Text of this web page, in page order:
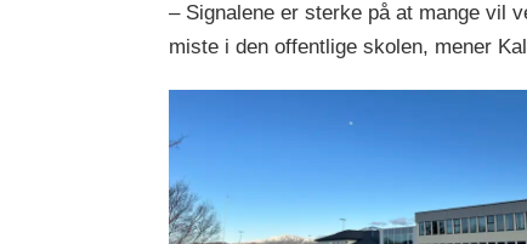
– Signalene er sterke på at mange vil
miste i den offentlige skolen, mener